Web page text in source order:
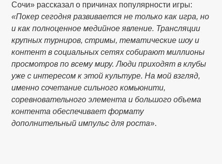
Сочи» рассказал о причинах популярности игры:
«Покер сегодня развивается не только как игра, но
и как полноценное медийное явление. Трансляции
крупных турниров, стримы, тематические шоу и
контент в социальных сетях собирают миллионы
просмотров по всему миру. Люди приходят в клубы
уже с интересом к этой культуре. На мой взгляд,
именно сочетание сильного комьюнити,
соревновательного элемента и большого объема
контента обеспечивает формату
дополнительный импульс для роста».